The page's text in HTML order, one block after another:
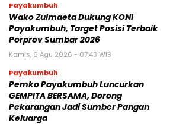
Payakumbuh
Wako Zulmaeta Dukung KONI
Payakumbuh, Target Posisi Terbaik
Porprov Sumbar 2026
Kamis, 6 Agu 2026 - 07:43 WIB
Payakumbuh
Pemko Payakumbuh Luncurkan
GEMPITA BERSAMA, Dorong
Pekarangan Jadi Sumber Pangan
Keluarga